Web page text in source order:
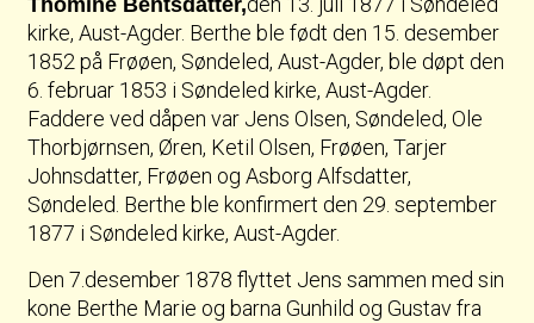
Thomine Bentsdatter,
kirke, Aust-Agder. Berthe ble født den 15. desember
1852 på Frøøen, Søndeled, Aust-Agder, ble døpt den
6. februar 1853 i Søndeled kirke, Aust-Agder.
Faddere ved dåpen var Jens Olsen, Søndeled, Ole
Thorbjørnsen, Øren, Ketil Olsen, Frøøen, Tarjer
Johnsdatter, Frøøen og Asborg Alfsdatter,
Søndeled. Berthe ble konfirmert den 29. september
1877 i Søndeled kirke, Aust-Agder.
Den 7.desember 1878 flyttet Jens sammen med sin
kone Berthe Marie og barna Gunhild og Gustav fra